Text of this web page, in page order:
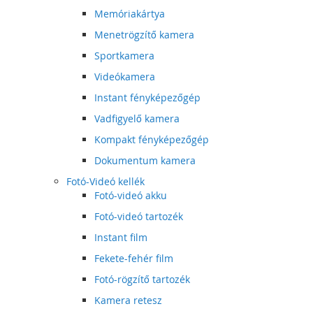
Memóriakártya
Menetrögzítő kamera
Sportkamera
Videókamera
Instant fényképezőgép
Vadfigyelő kamera
Kompakt fényképezőgép
Dokumentum kamera
Fotó-Videó kellék
Fotó-videó akku
Fotó-videó tartozék
Instant film
Fekete-fehér film
Fotó-rögzítő tartozék
Kamera retesz